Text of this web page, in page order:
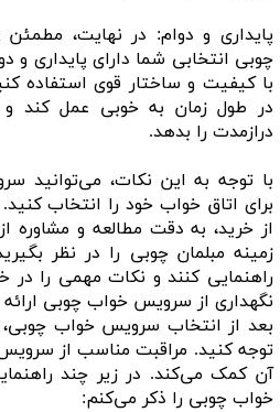
پایداری و دوام: در نهایت،
چوبی انتخابی شما دارای پایداری
با کیفیت و ساختار قوی استفاده
در طول زمان به خوبی عمل کند و
درازمدت را بدهد.
با توجه به این نکات، می‌توانید
برای اتاق خواب خود را انتخاب
از خرید، به دقت مطالعه و
زمینه مبلمان چوبی را در نظر
راهنمایی کنند و نکات مهمی را
نگهداری از سرویس خواب چوبی
بعد از انتخاب سرویس خواب چوبی،
توجه کنید. مراقبت مناسب از
آن کمک می‌کند. در زیر چند
خواب چوبی را ذکر می‌کنم: